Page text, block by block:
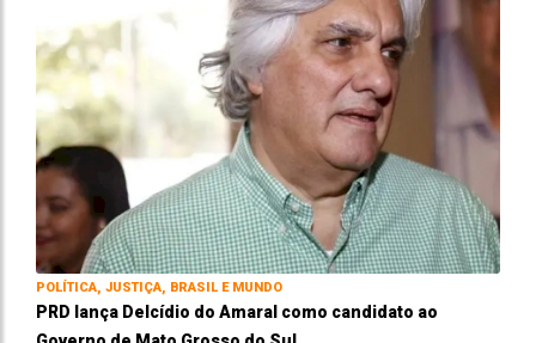
POLÍTICA, JUSTIÇA, BRASIL E MUNDO
PRD lança Delcídio do Amaral como candidato ao